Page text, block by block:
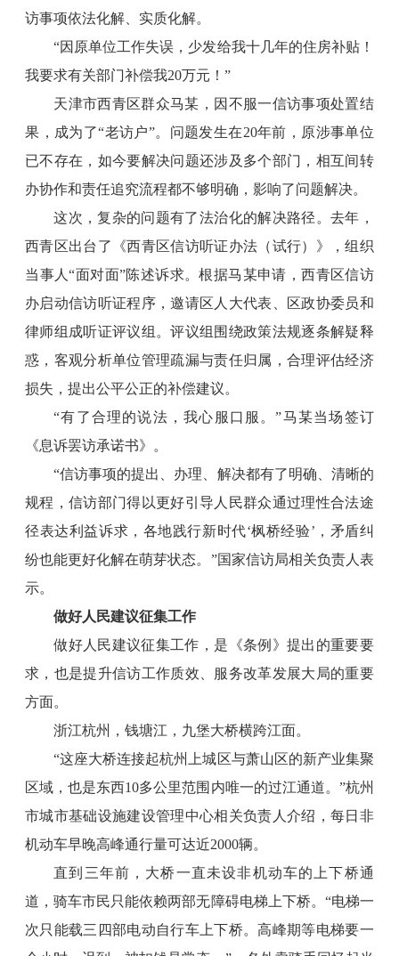
访事项依法化解、实质化解。
“因原单位工作失误，少发给我十几年的住房补贴！
我要求有关部门补偿我20万元！”
天津市西青区群众马某，因不服一信访事项处置结
果，成为了“老访户”。问题发生在20年前，原涉事单位
已不存在，如今要解决问题还涉及多个部门，相互间转
办协作和责任追究流程都不够明确，影响了问题解决。
这次，复杂的问题有了法治化的解决路径。去年，
西青区出台了《西青区信访听证办法（试行）》，组织
当事人“面对面”陈述诉求。根据马某申请，西青区信访
办启动信访听证程序，邀请区人大代表、区政协委员和
律师组成听证评议组。评议组围绕政策法规逐条解疑释
惑，客观分析单位管理疏漏与责任归属，合理评估经济
损失，提出公平公正的补偿建议。
“有了合理的说法，我心服口服。”马某当场签订
《息诉罢访承诺书》。
“信访事项的提出、办理、解决都有了明确、清晰的
规程，信访部门得以更好引导人民群众通过理性合法途
径表达利益诉求，各地践行新时代‘枫桥经验’，矛盾纠
纷也能更好化解在萌芽状态。”国家信访局相关负责人表
示。
做好人民建议征集工作
做好人民建议征集工作，是《条例》提出的重要要
求，也是提升信访工作质效、服务改革发展大局的重要
方面。
浙江杭州，钱塘江，九堡大桥横跨江面。
“这座大桥连接起杭州上城区与萧山区的新产业集聚
区域，也是东西10多公里范围内唯一的过江通道。”杭州
市城市基础设施建设管理中心相关负责人介绍，每日非
机动车早晚高峰通行量可达近2000辆。
直到三年前，大桥一直未设非机动车的上下桥通
道，骑车市民只能依赖两部无障碍电梯上下桥。“电梯一
次只能载三四部电动自行车上下桥。高峰期等电梯要一